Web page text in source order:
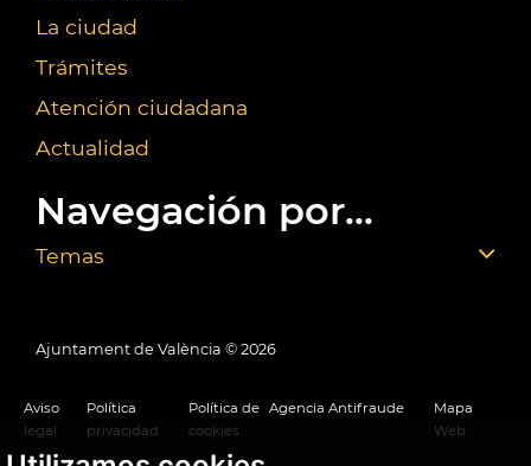
La ciudad
Trámites
Atención ciudadana
Actualidad
Navegación por...
Temas
Ajuntament de València © 2026
Aviso
legal
Política
privacidad
Política de
cookies
Agencia Antifraude
Mapa
Web